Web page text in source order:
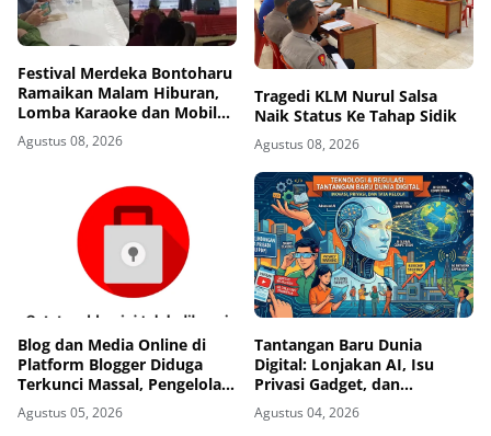
‎Festival Merdeka Bontoharu
Ramaikan Malam Hiburan,
Lomba Karaoke dan Mobile
Legends Diserbu Peserta ‎
Agustus 08, 2026
Tragedi KLM Nurul Salsa
Naik Status Ke Tahap Sidik
Agustus 08, 2026
Blog dan Media Online di
Platform Blogger Diduga
Terkunci Massal, Pengelola
Dibuat Cemas
Agustus 05, 2026
Tantangan Baru Dunia
Digital: Lonjakan AI, Isu
Privasi Gadget, dan
Pengawasan Ketat Industri
Teknologi
Agustus 04, 2026